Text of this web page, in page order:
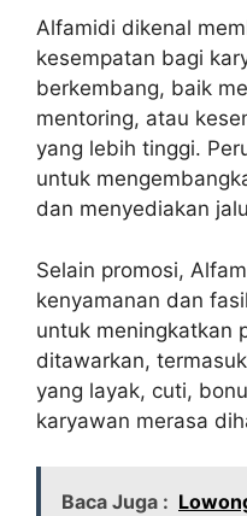
Alfamidi dikenal
kesempatan bagi
berkembang, baik
mentoring, atau
yang lebih tinggi.
untuk
dan menyediakan
Selain promosi,
kenyamanan dan
untuk meningkatkan
ditawarkan,
yang layak, cuti,
karyawan merasa
Baca Juga :